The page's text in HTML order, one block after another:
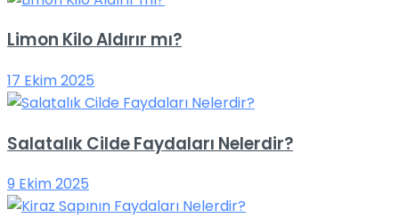
Limon Kilo Aldırır mı?
17 Ekim 2025
Salatalık Cilde Faydaları Nelerdir?
9 Ekim 2025